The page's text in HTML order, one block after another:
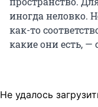
иногда неловко.
как-то
какие они есть, —
Не удалось